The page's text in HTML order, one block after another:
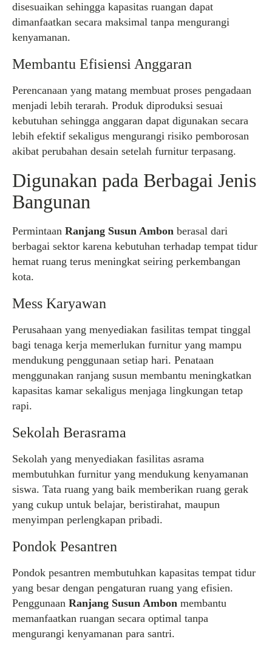
disesuaikan sehingga kapasitas ruangan dapat
dimanfaatkan secara maksimal tanpa mengurangi
kenyamanan.
Membantu Efisiensi Anggaran
Perencanaan yang matang membuat proses pengadaan
menjadi lebih terarah. Produk diproduksi sesuai
kebutuhan sehingga anggaran dapat digunakan secara
lebih efektif sekaligus mengurangi risiko pemborosan
akibat perubahan desain setelah furnitur terpasang.
Digunakan pada Berbagai Jenis
Bangunan
Permintaan Ranjang Susun Ambon berasal dari
berbagai sektor karena kebutuhan terhadap tempat tidur
hemat ruang terus meningkat seiring perkembangan
kota.
Mess Karyawan
Perusahaan yang menyediakan fasilitas tempat tinggal
bagi tenaga kerja memerlukan furnitur yang mampu
mendukung penggunaan setiap hari. Penataan
menggunakan ranjang susun membantu meningkatkan
kapasitas kamar sekaligus menjaga lingkungan tetap
rapi.
Sekolah Berasrama
Sekolah yang menyediakan fasilitas asrama
membutuhkan furnitur yang mendukung kenyamanan
siswa. Tata ruang yang baik memberikan ruang gerak
yang cukup untuk belajar, beristirahat, maupun
menyimpan perlengkapan pribadi.
Pondok Pesantren
Pondok pesantren membutuhkan kapasitas tempat tidur
yang besar dengan pengaturan ruang yang efisien.
Penggunaan Ranjang Susun Ambon membantu
memanfaatkan ruangan secara optimal tanpa
mengurangi kenyamanan para santri.